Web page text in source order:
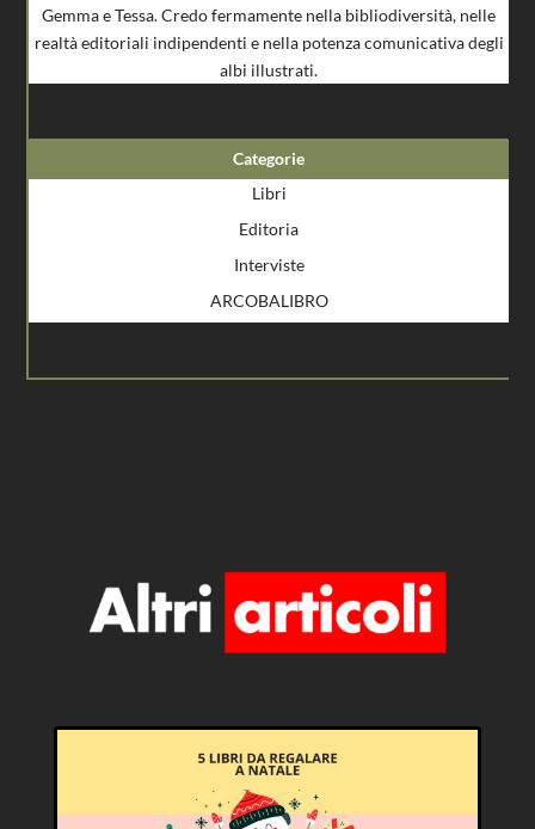
Gemma e Tessa. Credo fermamente nella bibliodiversità, nelle
realtà editoriali indipendenti e nella potenza comunicativa degli
albi illustrati.
Categorie
Libri
Editoria
Interviste
ARCOBALIBRO